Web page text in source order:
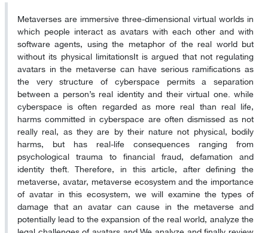
Metaverses are immersive three-dimensional virtual worlds in
which people interact as avatars with each other and with
software agents, using the metaphor of the real world but
without its physical limitationsIt is argued that not regulating
avatars in the metaverse can have serious ramifications as
the very structure of cyberspace permits a separation
between a person’s real identity and their virtual one. while
cyberspace is often regarded as more real than real life,
harms committed in cyberspace are often dismissed as not
really real, as they are by their nature not physical, bodily
harms, but has real-life consequences ranging from
psychological trauma to financial fraud, defamation and
identity theft. Therefore, in this article, after defining the
metaverse, avatar, metaverse ecosystem and the importance
of avatar in this ecosystem, we will examine the types of
damage that an avatar can cause in the metaverse and
potentially lead to the expansion of the real world, analyze the